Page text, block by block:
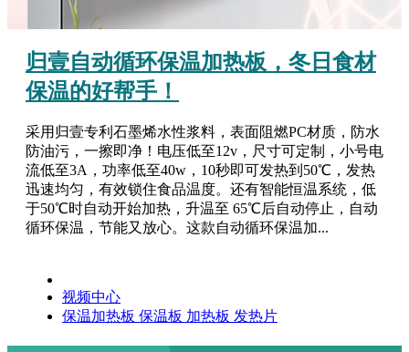
归壹自动循环保温加热板，冬日食材
保温的好帮手！
采用归壹专利石墨烯水性浆料，表面阻燃PC材质，防水
防油污，一擦即净！电压低至12v，尺寸可定制，小号电
流低至3A，功率低至40w，10秒即可发热到50℃，发热
迅速均匀，有效锁住食品温度。还有智能恒温系统，低
于50℃时自动开始加热，升温至 65℃后自动停止，自动
循环保温，节能又放心。这款自动循环保温加...
视频中心
保温加热板 保温板 加热板 发热片